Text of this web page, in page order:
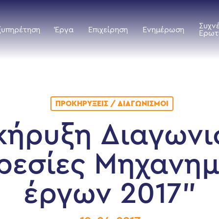
Έργα Επιχείρηση Ενημέρωση
ΠΡΟΚΗΡΎΞΕΙΣ / ΔΙΑΓΩΝΙΣΜΟΊ
έργων 2017”